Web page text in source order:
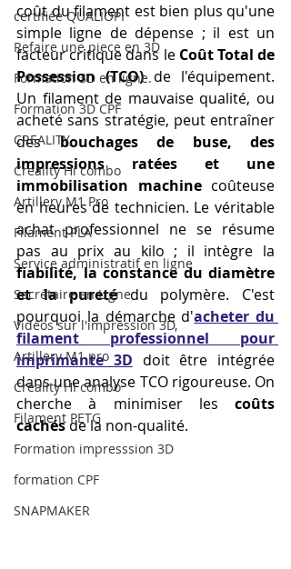
certifiée QUALIOPI
Refaire une piece en 3D
Formation 3D en ligne.
Formation 3D CPF
CREALITY,
Creality Hi combo
Artillery M1 Pro
Filament PLA
Service administratif en ligne
Secrétaire en Ligne
Vidéos sur l'impression 3D,
Artillery M1 pro
Creality HI combo
Filament PETG
Formation impresssion 3D
formation CPF
SNAPMAKER
coût du filament est bien plus qu'une
simple ligne de dépense ; il est un
facteur critique dans le Coût Total de
Possession (TCO) de l'équipement.
Un filament de mauvaise qualité, ou
acheté sans stratégie, peut entraîner
des bouchages de buse, des
impressions ratées et une
immobilisation machine coûteuse
en heures de technicien. Le véritable
achat professionnel ne se résume
fiabilité, la constance du diamètre
et la pureté du polymère. C'est
pourquoi la démarche d'acheter du
filament professionnel pour
imprimante 3D doit être intégrée
dans une analyse TCO rigoureuse. On
cherche à minimiser les coûts
cachés de la non-qualité.